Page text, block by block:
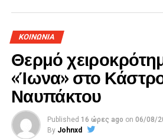
ΚΟΙΝΩΝΙΑ
Θερμό
«Ίωνα» στο
Ναυπάκτου
Published 16 ώρες ago on 06/08/
By Johnxd